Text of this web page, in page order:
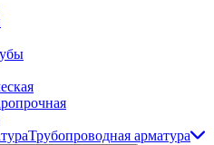
Трубопроводная арматура